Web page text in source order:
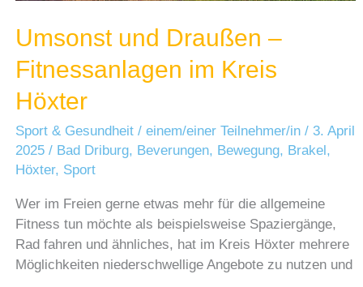
Umsonst und Draußen –
Fitnessanlagen im Kreis
Höxter
Sport & Gesundheit /einem/einer Teilnehmer/in/3. April
2025/ Bad Driburg, Beverungen, Bewegung, Brakel,
Höxter, Sport
Wer im Freien gerne etwas mehr für die allgemeine
Fitness tun möchte als beispielsweise Spaziergänge,
Rad fahren und ähnliches, hat im Kreis Höxter mehrere
Möglichkeiten niederschwellige Angebote zu nutzen und